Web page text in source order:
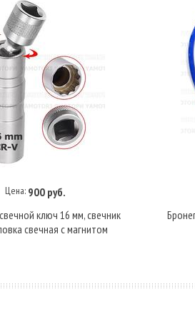
В корзину
Цена: 900 руб.
ключ 16 мм, свечник
свечная с магнитом